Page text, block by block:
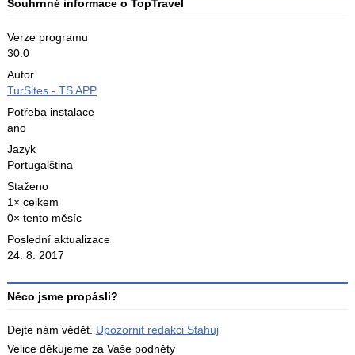
Souhrnné informace o TopTravel
Verze programu
30.0
Autor
TurSites - TS APP
Potřeba instalace
ano
Jazyk
Portugalština
Staženo
1× celkem
0× tento měsíc
Poslední aktualizace
24. 8. 2017
Něco jsme propásli?
Dejte nám vědět. Upozornit redakci Stahuj
Velice děkujeme za Vaše podněty